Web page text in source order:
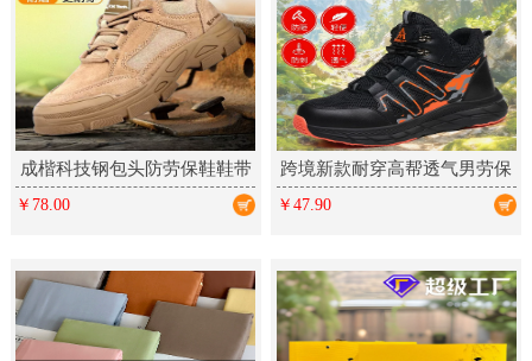
成楷科技钢包头防劳保鞋鞋带
反绒皮凯夫拉中底防刺橡胶工
￥78.00
跨境新款耐穿高帮透气男劳保
鞋防滑厨师轻便舒适防砸防刺
￥47.90